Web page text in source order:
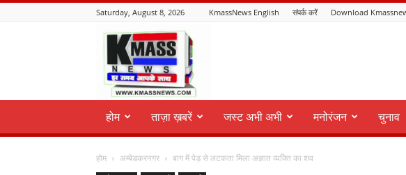
Saturday, August 8, 2026 KmassNews English संपर्क करें Download
KmassNews
होम ताज़ा ख़बरें जस्ट अभी अभी मनोरंजन चुनाव
होम अम्बेडकरनगर बाग में पेड़ से लटकता मिला अज्ञात व्यक्ति का शव